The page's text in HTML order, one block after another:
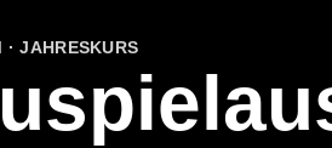
JAHRESKURS